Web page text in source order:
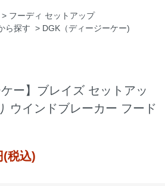
> フーディ セットアップ
ら探す > DGK（ディージーケー)
ー】ブレイズ セットアッ
ウインドブレーカー フード
(税込)